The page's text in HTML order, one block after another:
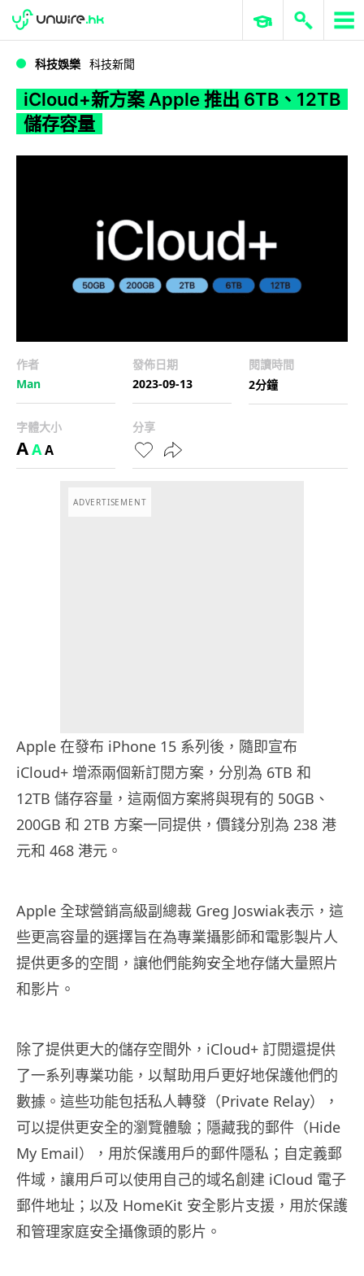
WWDC 2026 ERP 與商業 AI
科技娛樂 科技新聞
iCloud+新方案 Apple 推出 6TB、12TB
儲存容量
作者
Man
發佈日期
2023-09-13
閱讀時間
2分鐘
字體大小
AAA
分享
ADVERTISEMENT
Apple 在發布 iPhone 15 系列後，隨即宣布
iCloud+ 增添兩個新訂閱方案，分別為 6TB 和
12TB 儲存容量，這兩個方案將與現有的 50GB、
200GB 和 2TB 方案一同提供，價錢分別為 238 港
元和 468 港元。
Apple 全球營銷高級副總裁 Greg Joswiak表示，這
些更高容量的選擇旨在為專業攝影師和電影製片人
提供更多的空間，讓他們能夠安全地存儲大量照片
和影片。
除了提供更大的儲存空間外，iCloud+ 訂閱還提供
了一系列專業功能，以幫助用戶更好地保護他們的
數據。這些功能包括私人轉發（Private Relay），
可以提供更安全的瀏覽體驗；隱藏我的郵件（Hide
My Email），用於保護用戶的郵件隱私；自定義郵
件域，讓用戶可以使用自己的域名創建 iCloud 電子
郵件地址；以及 HomeKit 安全影片支援，用於保護
和管理家庭安全攝像頭的影片。